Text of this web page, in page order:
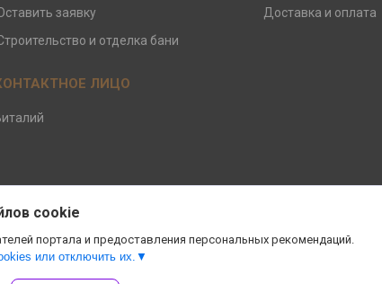
заявку
и отделка бани
Доставка и оплата
cookie
портала и предоставления персональных рекомендаций.
или отключить их.